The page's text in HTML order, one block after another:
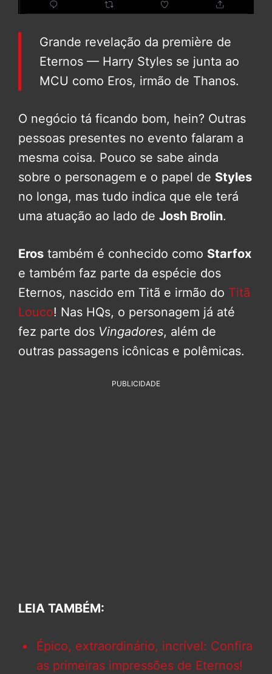
Grande revelação da première de
Eternos — Harry Styles se junta ao
MCU como Eros, irmão de Thanos.
O negócio tá ficando bom, hein? Outras
pessoas presentes no evento falaram a
mesma coisa. Pouco se sabe ainda
sobre o personagem e o papel de Styles
no longa, mas tudo indica que ele terá
uma atuação ao lado de Josh Brolin.
Eros também é conhecido como Starfox
e também faz parte da espécie dos
Eternos, nascido em Titã e irmão do Titã
Louco! Nas HQs, o personagem já até
fez parte dos Vingadores, além de
outras passagens icônicas e polêmicas.
PUBLICIDADE
LEIA TAMBÉM:
Épico, extraordinário, incrível: Confira
as primeiras impressões de Eternos!